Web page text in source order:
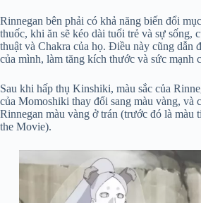
Rinnegan bên phải có khả năng biến đổi
thuốc, khi ăn sẽ kéo dài tuổi trẻ và sự sống,
thuật và Chakra của họ. Điều này cũng dẫn
của mình, làm tăng kích thước và sức mạnh
Sau khi hấp thụ Kinshiki, màu sắc của
của Momoshiki thay đổi sang màu vàng, và
Rinnegan màu vàng ở trán (trước đó là màu
the Movie).